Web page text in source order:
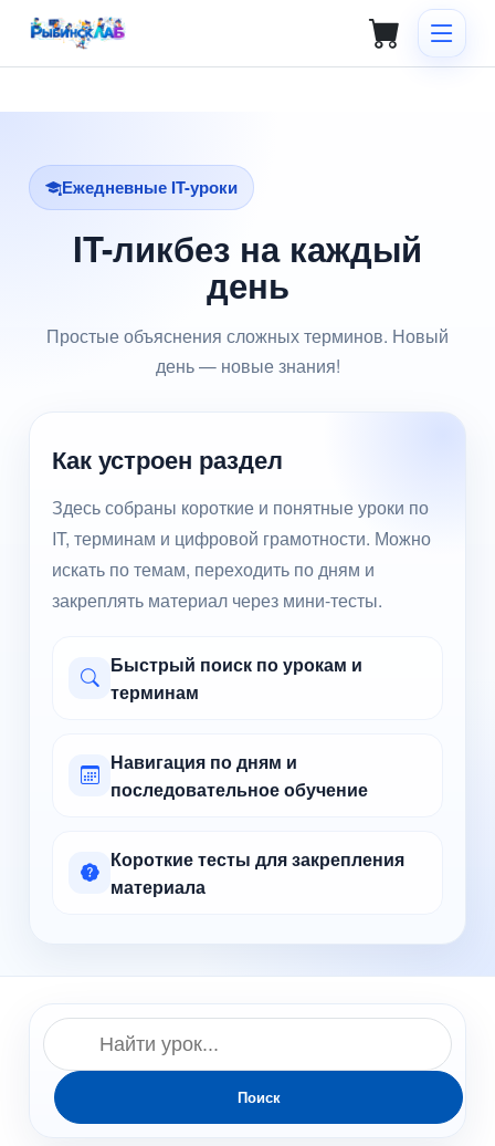
Ежедневные IT-уроки
IT-ликбез на каждый
день
Простые объяснения сложных терминов. Новый
день — новые знания!
Как устроен раздел
Здесь собраны короткие и понятные уроки по
IT, терминам и цифровой грамотности. Можно
искать по темам, переходить по дням и
закреплять материал через мини-тесты.
Быстрый поиск по урокам и
терминам
Навигация по дням и
последовательное обучение
Короткие тесты для закрепления
материала
Поиск